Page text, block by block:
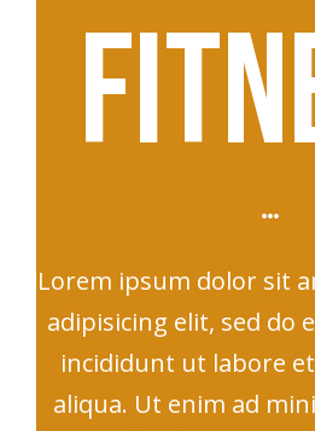
Lorem ipsum dolor sit
adipisicing elit, sed do
incididunt ut labore
aliqua. Ut enim ad